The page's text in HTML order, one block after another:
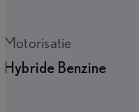
Motorisatie
Hybride Benzine